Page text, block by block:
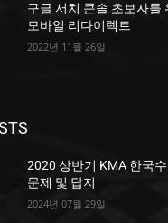
구글 서치 콘솔 초보자를
모바일 리다이렉트
2022년 11월 26일
2020 상반기 KMA 한국
문제 및 답지
2024년 07월 29일